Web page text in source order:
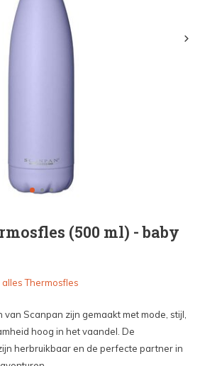
(500 ml) - baby
Thermosfles
van Scanpan zijn gemaakt met mode, stijl,
hoog in het vaandel. De
herbruikbaar en de perfecte partner in